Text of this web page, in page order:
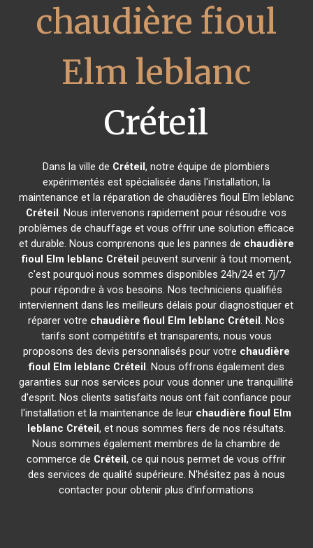
chaudière fioul
Elm leblanc
Créteil
Dans la ville de Créteil, notre équipe de plombiers
expérimentés est spécialisée dans l'installation, la
maintenance et la réparation de chaudières fioul Elm leblanc
Créteil. Nous intervenons rapidement pour résoudre vos
problèmes de chauffage et vous offrir une solution efficace
et durable. Nous comprenons que les pannes de chaudière
fioul Elm leblanc Créteil peuvent survenir à tout moment,
c'est pourquoi nous sommes disponibles 24h/24 et 7j/7
pour répondre à vos besoins. Nos techniciens qualifiés
interviennent dans les meilleurs délais pour diagnostiquer et
réparer votre chaudière fioul Elm leblanc Créteil. Nos
tarifs sont compétitifs et transparents, nous vous
proposons des devis personnalisés pour votre chaudière
fioul Elm leblanc Créteil. Nous offrons également des
garanties sur nos services pour vous donner une tranquillité
d'esprit. Nos clients satisfaits nous ont fait confiance pour
l'installation et la maintenance de leur chaudière fioul Elm
leblanc Créteil, et nous sommes fiers de nos résultats.
Nous sommes également membres de la chambre de
commerce de Créteil, ce qui nous permet de vous offrir
des services de qualité supérieure. N'hésitez pas à nous
contacter pour obtenir plus d'informations